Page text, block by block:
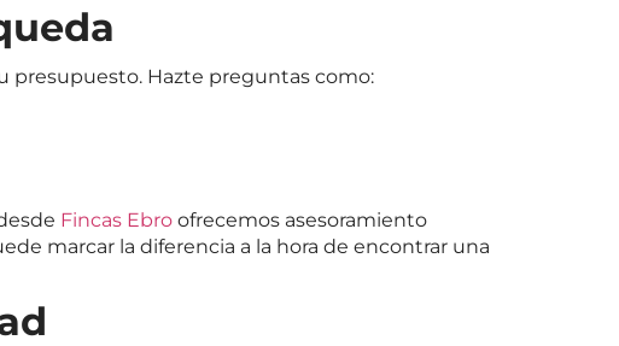
presupuesto. Hazte preguntas como:
Fincas Ebro ofrecemos asesoramiento
marcar la diferencia a la hora de encontrar una